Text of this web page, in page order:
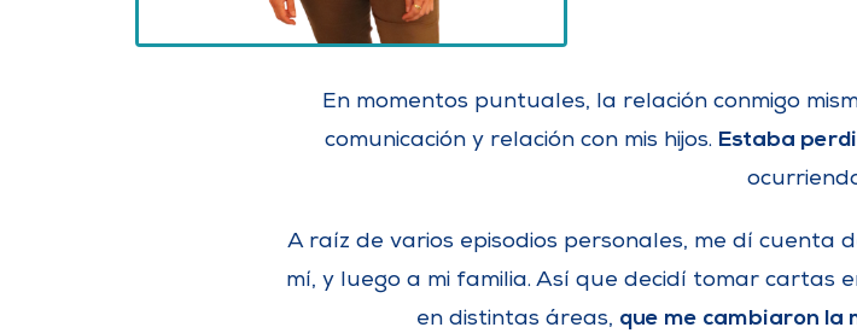
En momentos puntuales, la relación conmigo
comunicación y relación con mis hijos. Estaba
A raíz de varios episodios personales, me dí cuenta
mí, y luego a mi familia. Así que decidí tomar cartas
en distintas áreas, que me cambiaron la